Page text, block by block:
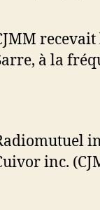
à la
inc.